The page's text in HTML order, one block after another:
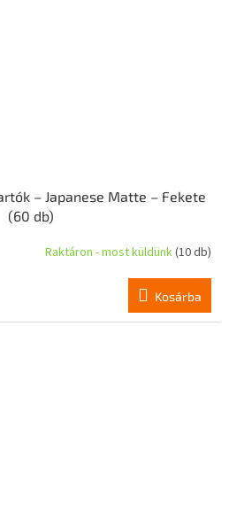
– Japanese Matte – Fekete
(60 db)
Raktáron - most küldünk(10 db)
Kosárba